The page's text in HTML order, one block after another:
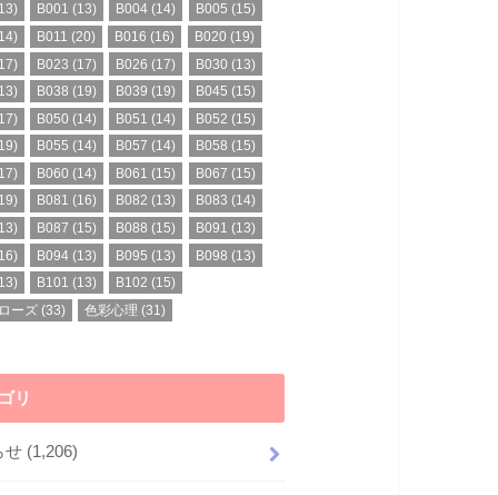
B001 (13) B004 (14) B005 (15)
B011 (20) B016 (16) B020 (19)
B023 (17) B026 (17) B030 (13)
B038 (19) B039 (19) B045 (15)
B050 (14) B051 (14) B052 (15)
B055 (14) B057 (14) B058 (15)
B060 (14) B061 (15) B067 (15)
B081 (16) B082 (13) B083 (14)
B087 (15) B088 (15) B091 (13)
B094 (13) B095 (13) B098 (13)
B101 (13) B102 (15)
ーズ (33) 色彩心理 (31)
リ
せ (1,206)